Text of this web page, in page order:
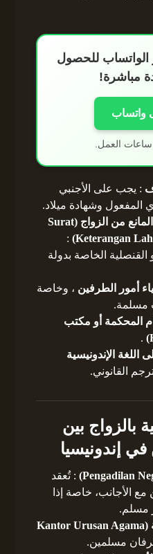
الواتساب للحصول
مباشرة!
واتساب
ساعات العمل.
: يجب على الأجنبي
المفعول وشهادة ميلاد.
استخراج شهادة عدم المانع من الزواج (Surat
Keterangan
:
الخاصة بدولة
أمور الطرفين ، وخاصة
المحكمة أو مكتب
.
اللغة الإندونيسية
القانوني.
بالزواج بين
في إندونيسيا
: تُعقد
مع الأجانب، خاصة إذا
مسلم.
مكتب الشؤون الدينية (Kantor Urusan Agama
مسلمين.